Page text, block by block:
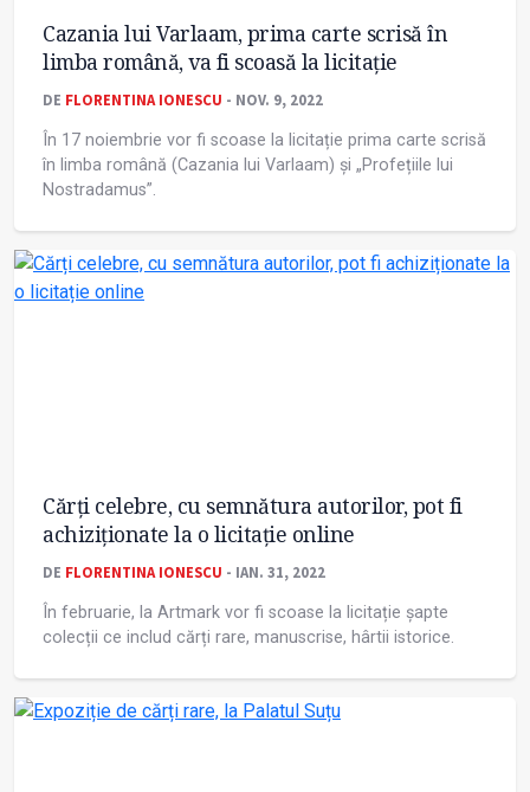
Cazania lui Varlaam, prima carte scrisă în
limba română, va fi scoasă la licitație
DE FLORENTINA IONESCU - NOV. 9, 2022
În 17 noiembrie vor fi scoase la licitație prima carte scrisă
în limba română (Cazania lui Varlaam) și „Profețiile lui
Nostradamus”.
Cărți celebre, cu semnătura autorilor, pot fi
achiziționate la o licitație online
DE FLORENTINA IONESCU - IAN. 31, 2022
În februarie, la Artmark vor fi scoase la licitație șapte
colecții ce includ cărți rare, manuscrise, hârtii istorice.